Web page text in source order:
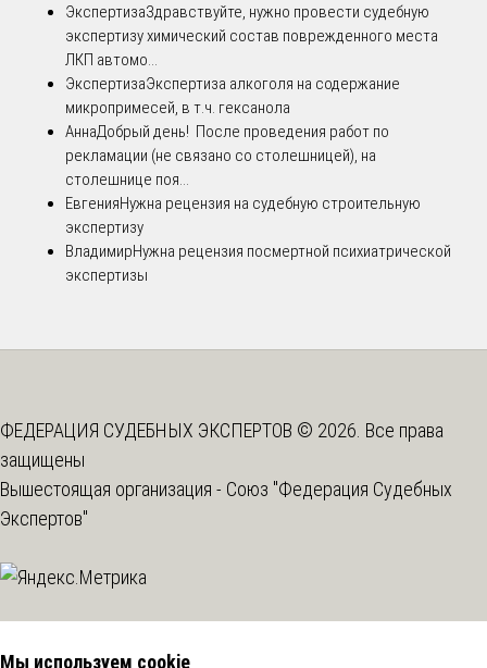
ЭкспертизаЗдравствуйте, нужно провести судебную
экспертизу химический состав поврежденного места
ЛКП автомо...
ЭкспертизаЭкспертиза алкоголя на содержание
микропримесей, в т.ч. гексанола
АннаДобрый день! После проведения работ по
рекламации (не связано со столешницей), на
столешнице поя...
ЕвгенияНужна рецензия на судебную строительную
экспертизу
ВладимирНужна рецензия посмертной психиатрической
экспертизы
ФЕДЕРАЦИЯ СУДЕБНЫХ ЭКСПЕРТОВ © 2026. Все права
защищены
Вышестоящая организация - Союз "Федерация Судебных
Экспертов"
Мы используем cookie